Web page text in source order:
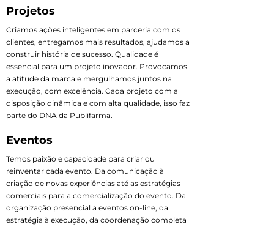
Projetos
Criamos ações inteligentes em parceria com os
clientes, entregamos mais resultados, ajudamos a
construir história de sucesso. Qualidade é
essencial para um projeto inovador. Provocamos
a atitude da marca e mergulhamos juntos na
execução, com excelência. Cada projeto com a
disposição dinâmica e com alta qualidade, isso faz
parte do DNA da Publifarma.
Eventos
Temos paixão e capacidade para criar ou
reinventar cada evento. Da comunicação à
criação de novas experiências até as estratégias
comerciais para a comercialização do evento. Da
organização presencial a eventos on-line, da
estratégia à execução, da coordenação completa